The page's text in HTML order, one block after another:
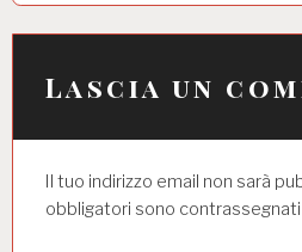
i
e
Lascia un
Il tuo indirizzo email non sarà
obbligatori sono contrassegnati